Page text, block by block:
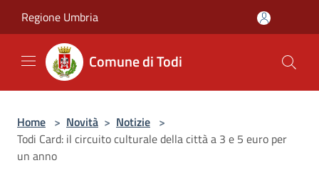
Regione Umbria
Comune di Todi
Home > Novità > Notizie >
Todi Card: il circuito culturale della città a 3 e 5 euro per
un anno